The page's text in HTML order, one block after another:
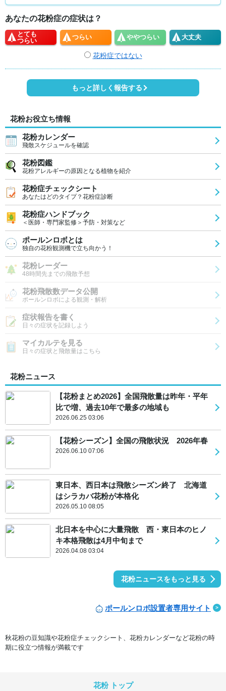
あなたの花粉症の症状は？
とても
つらい
つらい ややつらい 大丈夫
花粉症ではない
もっと詳しく報告する
花粉お役立ち情報
花粉カレンダー
飛散スケジュールを確認
花粉図鑑
花粉アレルギーの原因となる植物を紹介
花粉症チェックシート
あなたはどのタイプ？花粉症診断
花粉症ハンドブック
＜医師・専門家監修＞予防・対策など
ポールンロボとは
独自の花粉観測機で立ち向かう！
花粉レーダー
48時間先までの飛散予想
花粉飛散数データ公開
ポールンロボによる観測・解析
症状報告を書く
日々の症状を記録しよう
マイカルテを見る
日々の症状と飛散量はこちら
花粉ニュース
【花粉まとめ2026】全国飛散量は昨年・平年
比で増、過去10年で最多の地域も
2026.06.25 03:06
【花粉シーズン】全国の飛散状況 2026年春
2026.06.10 07:06
東日本、西日本は飛散シーズン終了 北海道
はシラカバ花粉が本格化
2026.05.10 08:05
北日本を中心に大量飛散 西・東日本のヒノ
キ本格飛散は4月中旬まで
2026.04.08 03:04
花粉ニュースをもっと見る
ポールンロボ設置者専用サイト
秋花粉の豆知識や花粉症チェックシート、花粉カレンダーなど花粉の時
期に役立つ情報が満載です
花粉 トップ